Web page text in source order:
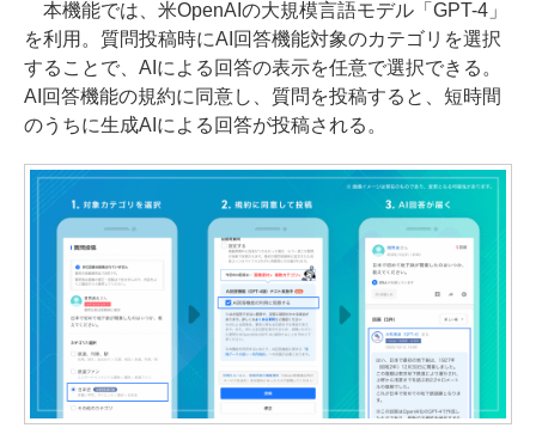
本機能では、米OpenAIの大規模言語モデル「GPT-4」
を利用。質問投稿時にAI回答機能対象のカテゴリを選択
することで、AIによる回答の表示を任意で選択できる。
AI回答機能の規約に同意し、質問を投稿すると、短時間
のうちに生成AIによる回答が投稿される。